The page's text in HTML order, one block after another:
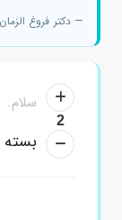
— دکتر فروغ
2
سلام.
بسته